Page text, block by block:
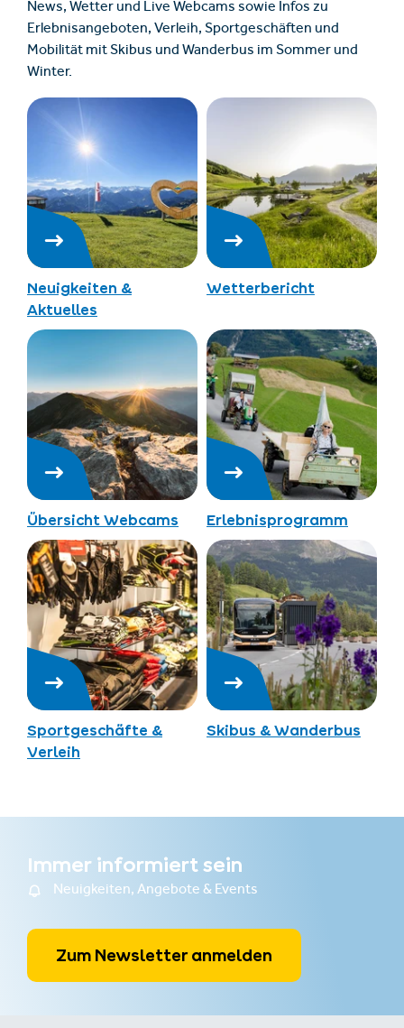
News, Wetter und Live Webcams sowie Infos zu
Erlebnisangeboten, Verleih, Sportgeschäften und
Mobilität mit Skibus und Wanderbus im Sommer und
Winter.
Neuigkeiten &
Aktuelles
Wetterbericht
Übersicht Webcams Erlebnisprogramm
Sportgeschäfte &
Verleih
Skibus & Wanderbus
Immer informiert sein
Neuigkeiten, Angebote & Events
Zum Newsletter anmelden